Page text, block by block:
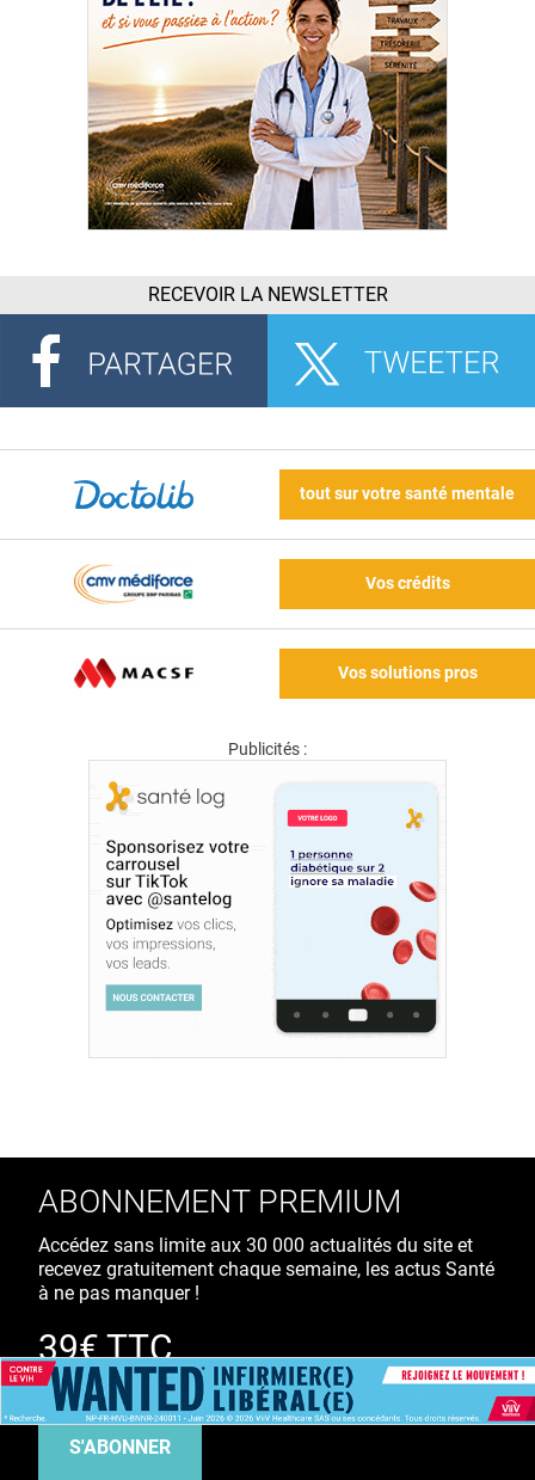
RECEVOIR LA NEWSLETTER
tout sur votre santé mentale
Vos crédits
Vos solutions pros
Publicités :
ABONNEMENT PREMIUM
Accédez sans limite aux 30 000 actualités du site et
recevez gratuitement chaque semaine, les actus Santé
à ne pas manquer !
39€ TTC
/ an
S'ABONNER